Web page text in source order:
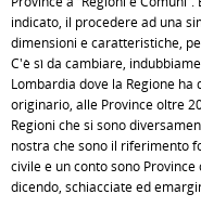
indicato, il procedere ad una
dimensioni e caratteristiche,
C'è sì da cambiare,
Lombardia dove la Regione
originario, alle Province oltre
Regioni che si sono
nostra che sono il riferimento
civile e un conto sono
dicendo, schiacciate ed